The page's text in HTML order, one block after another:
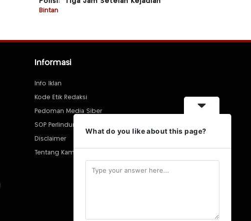
Bintan
Informasi
Info Iklan
Kode Etik Redaksi
Pedoman Media Siber
SOP Perlindungan Wartawan
Disclaimer
Tentang Kami
What do you like about this page?